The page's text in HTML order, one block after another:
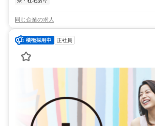
同じ企業の求人
正社員